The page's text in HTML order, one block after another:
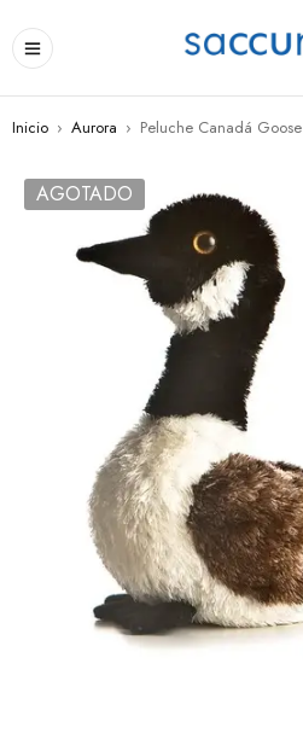
Inicio › Aurora › Peluche Canadá
AGOTADO